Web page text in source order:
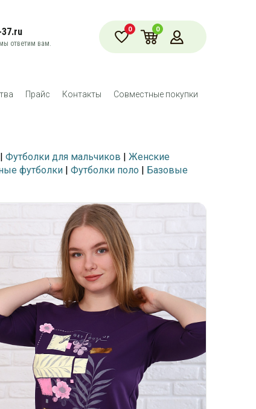
ответим вам.
0 0
Прайс Контакты Совместные покупки
| Футболки для мальчиков | Женские
футболки | Футболки поло | Базовые